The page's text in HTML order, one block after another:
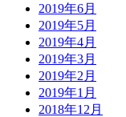
2019年6月
2019年5月
2019年4月
2019年3月
2019年2月
2019年1月
2018年12月